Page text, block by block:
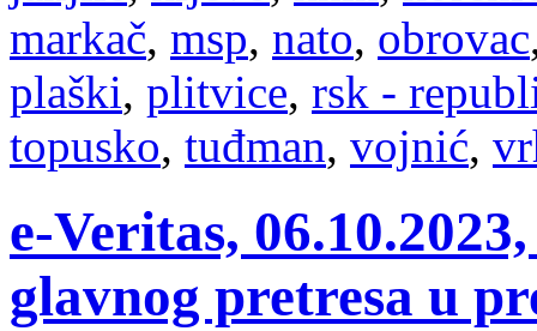
markač, msp, nato, obrovac
plaški, plitvice, rsk -
topusko, tuđman, vojnić,
e-Veritas,
glavnog pretresa u